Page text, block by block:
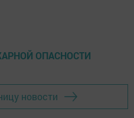
ОПАСНОСТИ
новости